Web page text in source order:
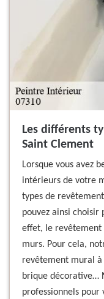
Les différents
Saint Clement
Lorsque vous avez
intérieurs de votre
types de
pouvez ainsi choisir
effet, le
murs. Pour cela,
revêtement mural
brique décorative…
professionnels